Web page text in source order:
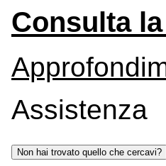
Consulta
Assistenza
Non hai trovato quello che cercavi?